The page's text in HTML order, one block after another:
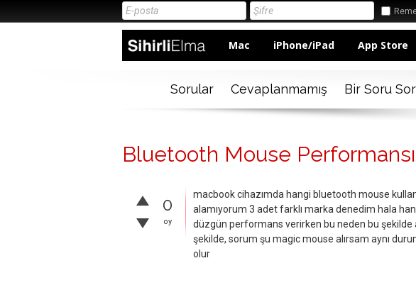
Mac iPhone/iPad App Store
Sorular Cevaplanmamış Bir Soru Sor
Bluetooth Mouse Performansı
0
oy
macbook cihazımda hangi bluetooth mouse
alamıyorum 3 adet farklı marka denedim hala
düzgün performans verirken bu neden bu şekilde
şekilde, sorum şu magic mouse alırsam aynı
olur